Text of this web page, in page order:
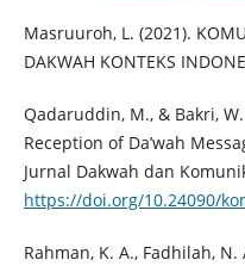
Masruuroh, L. (2021).
DAKWAH KONTEKS
Qadaruddin, M., & Bakri,
Reception of Da’wah
Jurnal Dakwah dan
https://doi.org/10.24090/
Rahman, K. A., Fadhilah, N.